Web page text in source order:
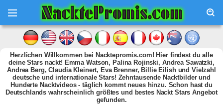
Herzlichen Willkommen bei Nacktepromis.com! Hier findest du alle
deine Stars nackt! Emma Watson, Palina Rojinski, Andrea Sawatzki,
Andrea Berg, Claudia Kleinert, Eva Brenner, Billie Eilish und Vielzahl
deutsche und internationale Stars! Zehntausende Nacktbilder und
Hunderte Nacktvideos - täglich kommt neues hinzu. Schon hast du
Deutschlands wahrscheinlich größtes und bestes Nackt Stars Angebot
gefunden.